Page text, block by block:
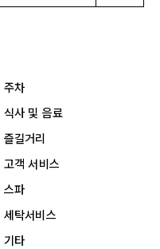
주차
식사 및 음료
즐길거리
고객 서비스
스파
세탁서비스
기타